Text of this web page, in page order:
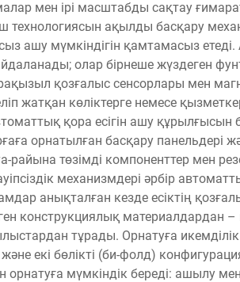
мен ірі масштабды сақтау
технологиясын ақылды басқару
ашу мүмкіндігін қамтамасыз
олар бірнеше жүздеген
қозғалыс сенсорлары мен
жатқан көліктерге немесе
қора есігін ашу құрылғысын
орнатылған басқару панельдері
райына төзімді компоненттер мен
механизмдері әрбір
анықталған кезде есіктің
конструкциялық материалдардан
тұрады. Орнатуға
екі бөлікті (би-фолд)
орнатуға мүмкіндік береді: ашылу